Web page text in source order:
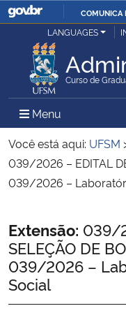
COMUNICA
Ministério da Justiça e
Ministério da Defesa
Ministério das Relações
Ministério da Economia
Ministério da Agricultura,
Ministério da Educação
LANGUAGES
Curso de
Menu Menu
Você está aqui: UFSM
039/2026 – EDITAL
039/2026 –
Início do conteúdo
Extensão: 039/
SELEÇÃO DE
039/2026 –
Social